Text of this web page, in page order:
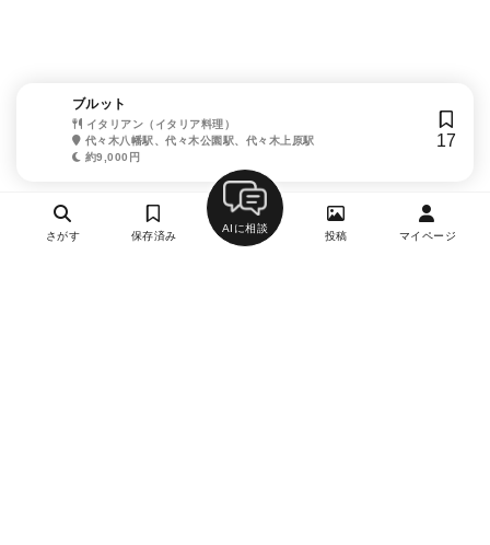
ブルット
イタリアン（イタリア料理）
代々木八幡駅、代々木公園駅、代々木上原駅
約9,000円
17
さがす 保存済み
AIに相談
投稿 マイページ